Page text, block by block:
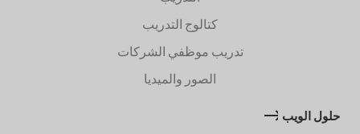
كتالوج التدريب
تدريب موظفي الشركات
الصور والميديا
حلول الويب